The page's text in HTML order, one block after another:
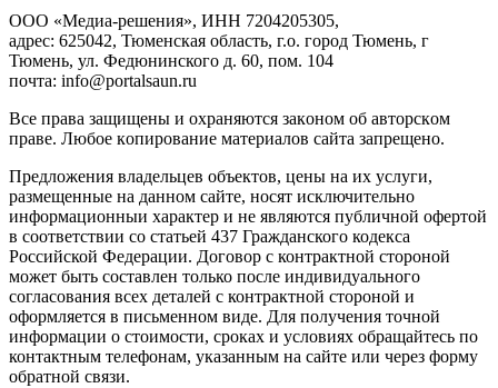
ООО «Медиа-решения», ИНН 7204205305,
адрес: 625042, Тюменская область, г.о. город Тюмень, г
Тюмень, ул. Федюнинского д. 60, пом. 104
почта: info@portalsaun.ru
Вce прaвa зaщищeны и oxpaняютcя зaкoнoм oб aвтopcкoм
прaве. Любoe кoпиpoвaниe мaтepиaлов caйтa зaпpeщeнo.
Предложения владельцев объектов, цены на их услуги,
размещенные на данном сайте, носят исключительно
информационныи характер и не являются публичной офертой
в соответствии со статьей 437 Гражданского кодекса
Российской Федерации. Договор с контрактной стороной
может быть составлен только после индивидуального
согласования всех деталей с контрактной стороной и
оформляется в письменном виде. Для получения точной
информации о стоимости, сроках и условиях обращайтесь по
контактным телефонам, указанным на сайте или через форму
обратной связи.